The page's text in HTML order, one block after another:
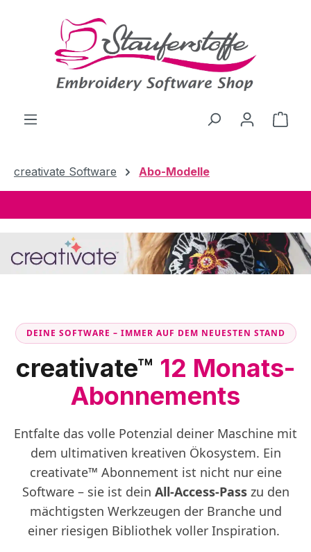
Zum Hauptinhalt springen
creativate Software Abo-Modelle
DEINE SOFTWARE – IMMER AUF DEM NEUESTEN STAND
creativate™ 12 Monats-
Abonnements
Entfalte das volle Potenzial deiner Maschine mit
dem ultimativen kreativen Ökosystem. Ein
creativate™ Abonnement ist nicht nur eine
Software – sie ist dein All-Access-Passzu den
mächtigsten Werkzeugen der Branche und
einer riesigen Bibliothek voller Inspiration.